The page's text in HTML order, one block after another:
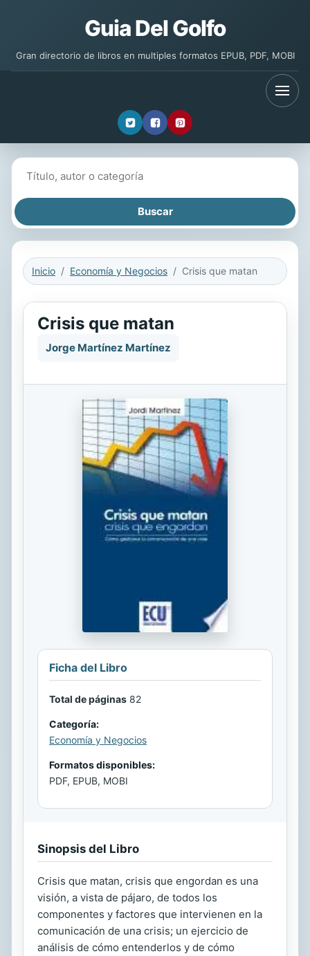
Guia Del Golfo
Gran directorio de libros en multiples formatos EPUB, PDF, MOBI
Inicio Economía y Negocios Crisis que matan
Crisis que matan
Jorge Martínez Martínez
Ficha del Libro
Total de páginas 82
Categoría:
Economía y Negocios
Formatos disponibles:
PDF, EPUB, MOBI
Sinopsis del Libro
Crisis que matan, crisis que engordan es una
visión, a vista de pájaro, de todos los
componentes y factores que intervienen en la
comunicación de una crisis; un ejercicio de
análisis de cómo entenderlos y de cómo